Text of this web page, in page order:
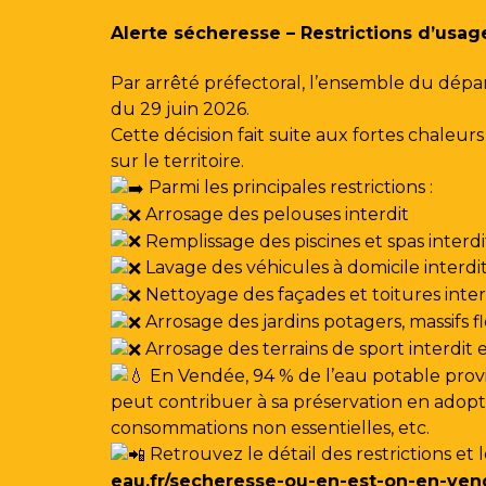
Alerte sécheresse – Restrictions
Par arrêté préfectoral, l’ensemble du
du 29 juin 2026.
Cette décision fait suite aux fortes
sur le territoire.
Parmi les principales restrictions :
Arrosage des pelouses interdit
Remplissage des piscines et spas
Lavage des véhicules à domicile interdit
Nettoyage des façades et toitures
Arrosage des jardins potagers,
Arrosage des terrains de sport interdit
En Vendée, 94 % de l’eau potable
peut contribuer à sa préservation en
consommations non essentielles, etc.
Retrouvez le détail des restrictions et
eau.fr/secheresse-ou-en-est-on-en-